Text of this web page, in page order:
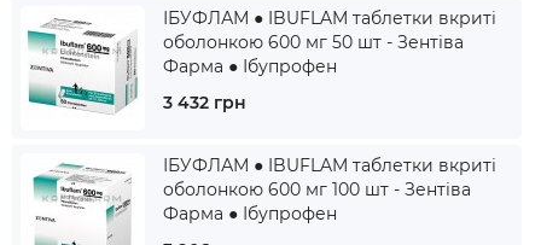
ІБУФЛАМ ● IBUFLAM таблетки вкриті
оболонкою 600 мг 50 шт - Зентіва
Фарма ● Ібупрофен
3 432 грн
ІБУФЛАМ ● IBUFLAM таблетки вкриті
оболонкою 600 мг 100 шт - Зентіва
Фарма ● Ібупрофен